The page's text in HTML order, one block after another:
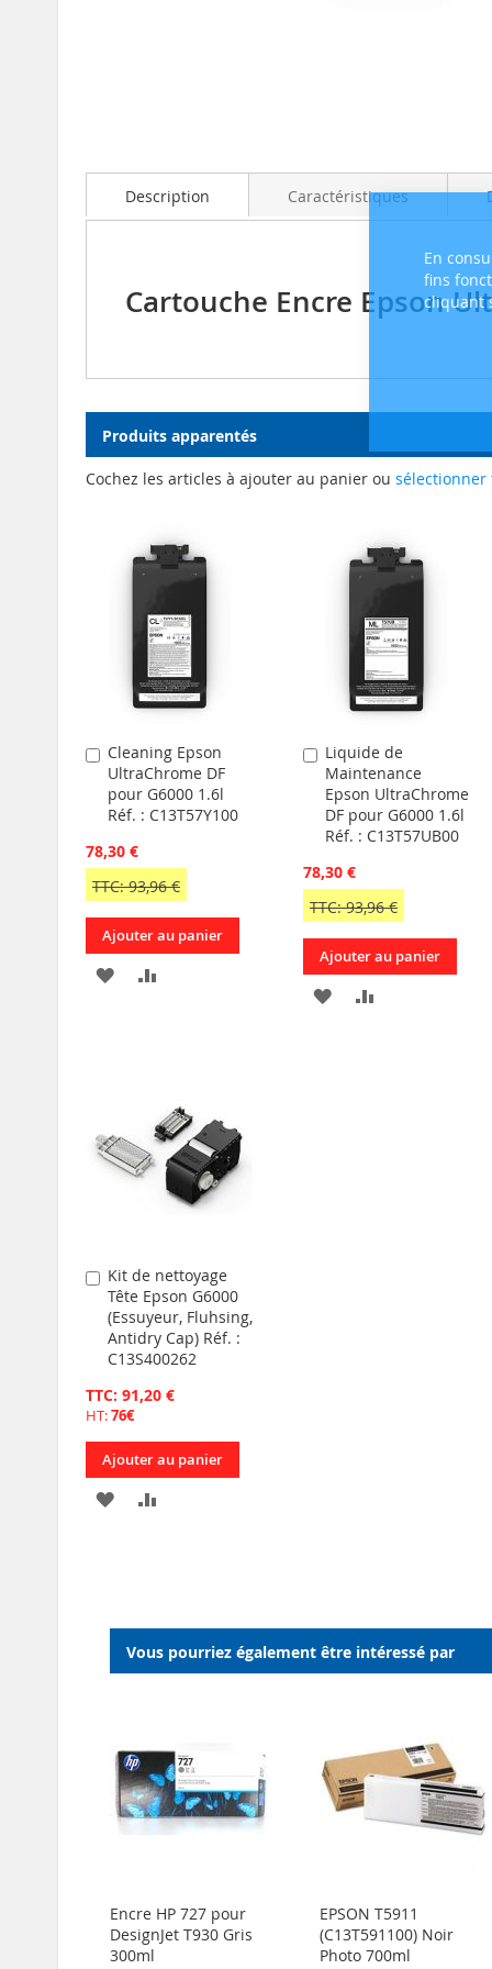
En
fins
cliquant
beginningDescription
Cartouche Encre Epson
Caractéristiques
Produits apparentés
Cochez les articles à ajouter au panier ou sélectionner
Cleaning Epson
UltraChrome DF
pour G6000 1.6l
Réf. : C13T57Y100
78,30 €
TTC: 93,96 €
Ajouter
au
panier
Ajouter au panier
AJOUTER
D’ENVIE
Liquide de
Maintenance
Epson UltraChrome
DF pour G6000 1.6l
Réf. : C13T57UB00
78,30 €
TTC: 93,96 €
Ajouter
au
panier
Ajouter au panier
AJOUTER
Kit de nettoyage
Tête Epson G6000
(Essuyeur, Fluhsing,
Antidry Cap) Réf. :
C13S400262
TTC: 91,20 €
HT:76€
Ajouter
au
panier
Ajouter au panier
AJOUTER
D’ENVIE
Vous pourriez également être intéressé par
Encre HP 727 pour
DesignJet T930 Gris
300ml
EPSON T5911
(C13T591100) Noir
Photo 700ml